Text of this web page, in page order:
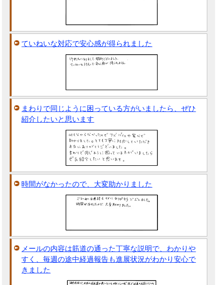
ていねいな対応で安心感が得られました
まわりで同じように困っている方がいましたら、ぜひ
紹介したいと思います
時間がなかったので、大変助かりました
メールの内容は筋道の通った丁寧な説明で、わかりや
すく、毎週の途中経過報告も進展状況がわかり安心で
きました